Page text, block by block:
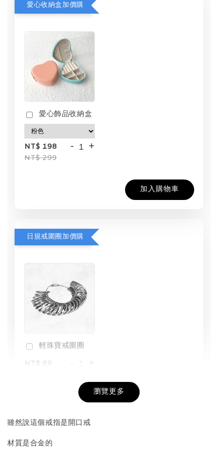
愛心收納盒加價購
愛心飾品收納盒
NT$ 198
NT$ 299
- +
加入購物車
日規戒圍圈加價購
輕珠寶戒圍圈
NT$ 69
+
瀏覽更多
雖然說這個戒指是開口戒
材質是合金的